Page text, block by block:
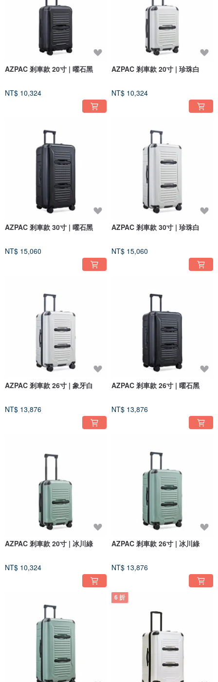
AZPAC 剎車款 20寸 | 曜石黑
NT$ 10,324
AZPAC 剎車款 20寸 | 珍珠白
NT$ 10,324
AZPAC 剎車款 30寸 | 曜石黑
NT$ 15,060
AZPAC 剎車款 30寸 | 珍珠白
NT$ 15,060
AZPAC 剎車款 26寸 | 象牙白
NT$ 13,876
AZPAC 剎車款 26寸 | 曜石黑
NT$ 13,876
AZPAC 剎車款 20寸 | 冰川綠
NT$ 10,324
AZPAC 剎車款 26寸 | 冰川綠
NT$ 13,876
6 折